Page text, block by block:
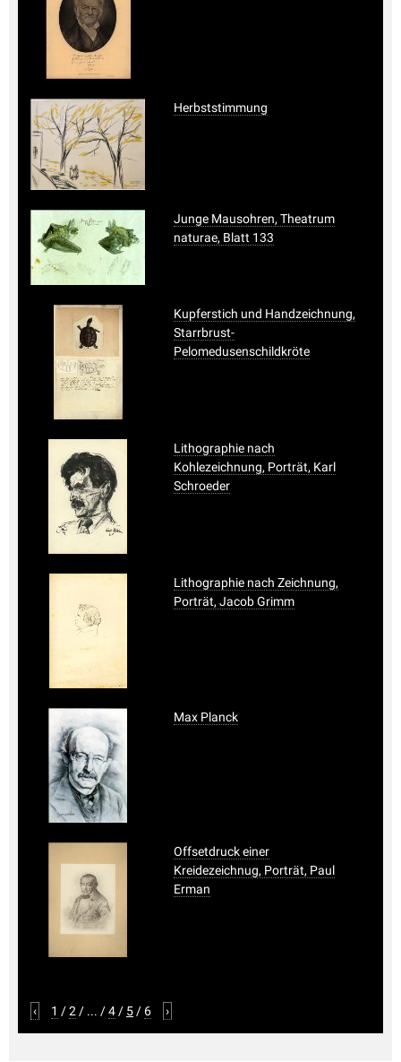
Herbststimmung
Junge Mausohren, Theatrum
naturae, Blatt 133
Kupferstich und Handzeichnung,
Starrbrust-
Pelomedusenschildkröte
Lithographie nach
Kohlezeichnung, Porträt, Karl
Schroeder
Lithographie nach Zeichnung,
Porträt, Jacob Grimm
Max Planck
Offsetdruck einer
Kreidezeichnug, Porträt, Paul
Erman
‹ 1 /2 / ... /4 / 5 / 6 ›